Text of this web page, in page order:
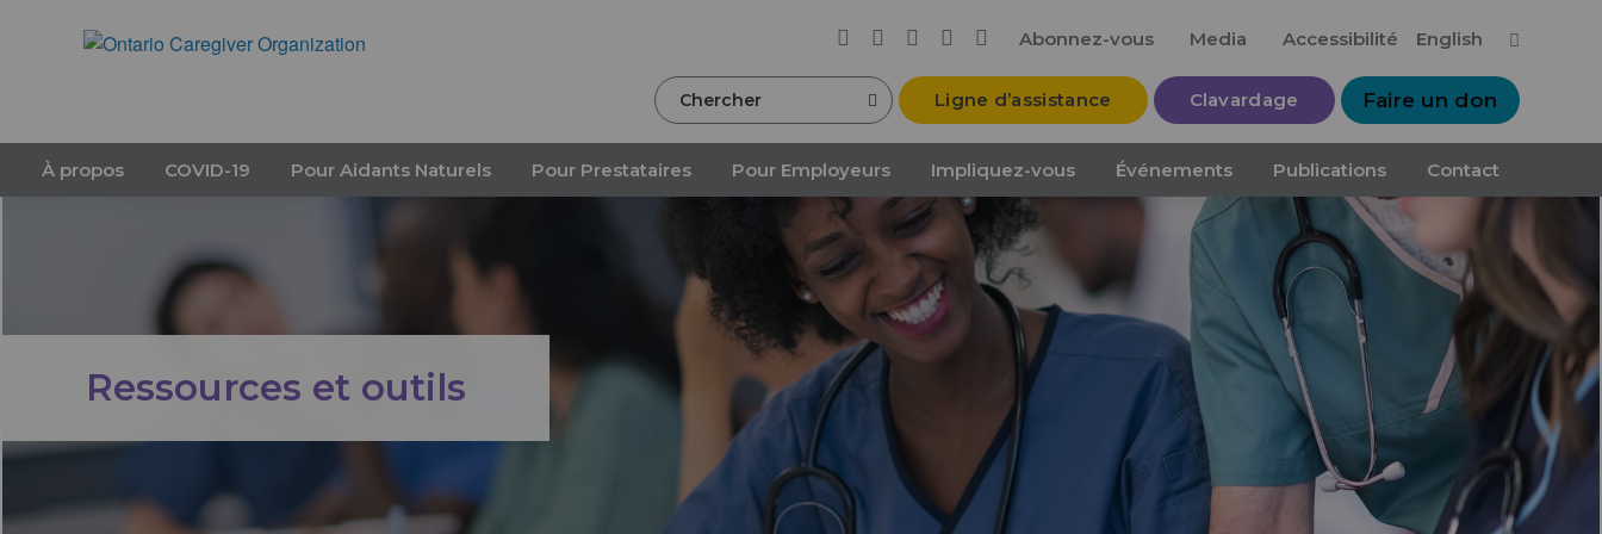
Abonnez-vous Media Accessibilité English
Chercher Ligne d’assistance Clavardage Faire un don
À propos COVID-19 Pour Aidants Naturels Pour Prestataires Pour Employeurs Impliquez-vous Événements Publications Contact
Ressources et outils